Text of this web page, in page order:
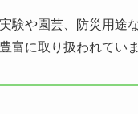
験や園芸、防災用途
富に取り扱われてい